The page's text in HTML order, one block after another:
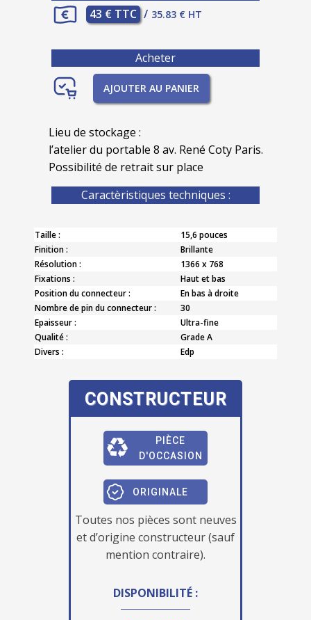
43 € TTC / 35.83 € HT
Acheter
AJOUTER AU PANIER
Lieu de stockage :
l’atelier du portable 8 av. René Coty Paris.
Possibilité de retrait sur place
Caractèristiques techniques :
Taille :
15,6 pouces
Finition :
Brillante
Résolution :
1366 x 768
Fixations :
Haut et bas
Position du connecteur :
En bas à droite
Nombre de pin du connecteur :
30
Epaisseur :
Ultra-fine
Qualité :
Grade A
Divers :
Edp
CONSTRUCTEUR
PIÈCE
D'OCCASION
ORIGINALE
Toutes nos pièces sont neuves
et d’origine constructeur (sauf
mention contraire).
DISPONIBILITÉ :